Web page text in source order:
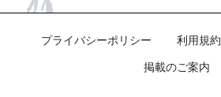
プライバシーポリシー 利用規約
掲載のご案内